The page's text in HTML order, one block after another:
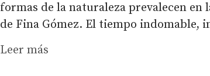
formas de la naturaleza prevalecen en
de Fina Gómez. El tiempo indomable,
Leer más